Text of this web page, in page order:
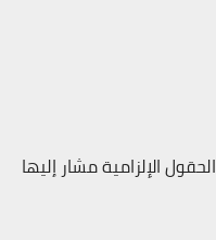
الحقول الإلزامية مشار إليها